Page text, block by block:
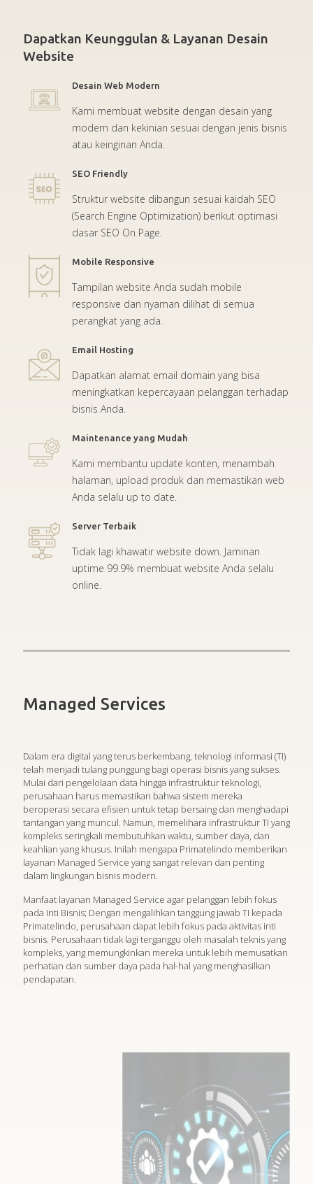
Dapatkan Keunggulan & Layanan Desain
Website
Desain Web Modern
Kami membuat website dengan desain yang
modern dan kekinian sesuai dengan jenis bisnis
atau keinginan Anda.
SEO Friendly
Struktur website dibangun sesuai kaidah SEO
(Search Engine Optimization) berikut optimasi
dasar SEO On Page.
Mobile Responsive
Tampilan website Anda sudah mobile
responsive dan nyaman dilihat di semua
perangkat yang ada.
Email Hosting
Dapatkan alamat email domain yang bisa
meningkatkan kepercayaan pelanggan terhadap
bisnis Anda.
Maintenance yang Mudah
Kami membantu update konten, menambah
halaman, upload produk dan memastikan web
Anda selalu up to date.
Server Terbaik
Tidak lagi khawatir website down. Jaminan
uptime 99.9% membuat website Anda selalu
online.
Managed Services
Dalam era digital yang terus berkembang, teknologi informasi (TI)
telah menjadi tulang punggung bagi operasi bisnis yang sukses.
Mulai dari pengelolaan data hingga infrastruktur teknologi,
perusahaan harus memastikan bahwa sistem mereka
beroperasi secara efisien untuk tetap bersaing dan menghadapi
tantangan yang muncul. Namun, memelihara infrastruktur TI yang
kompleks seringkali membutuhkan waktu, sumber daya, dan
keahlian yang khusus. Inilah mengapa Primatelindo memberikan
layanan Managed Service yang sangat relevan dan penting
dalam lingkungan bisnis modern.
Manfaat layanan Managed Service agar pelanggan lebih fokus
pada Inti Bisnis; Dengan mengalihkan tanggung jawab TI kepada
Primatelindo, perusahaan dapat lebih fokus pada aktivitas inti
bisnis. Perusahaan tidak lagi terganggu oleh masalah teknis yang
kompleks, yang memungkinkan mereka untuk lebih memusatkan
perhatian dan sumber daya pada hal-hal yang menghasilkan
pendapatan.